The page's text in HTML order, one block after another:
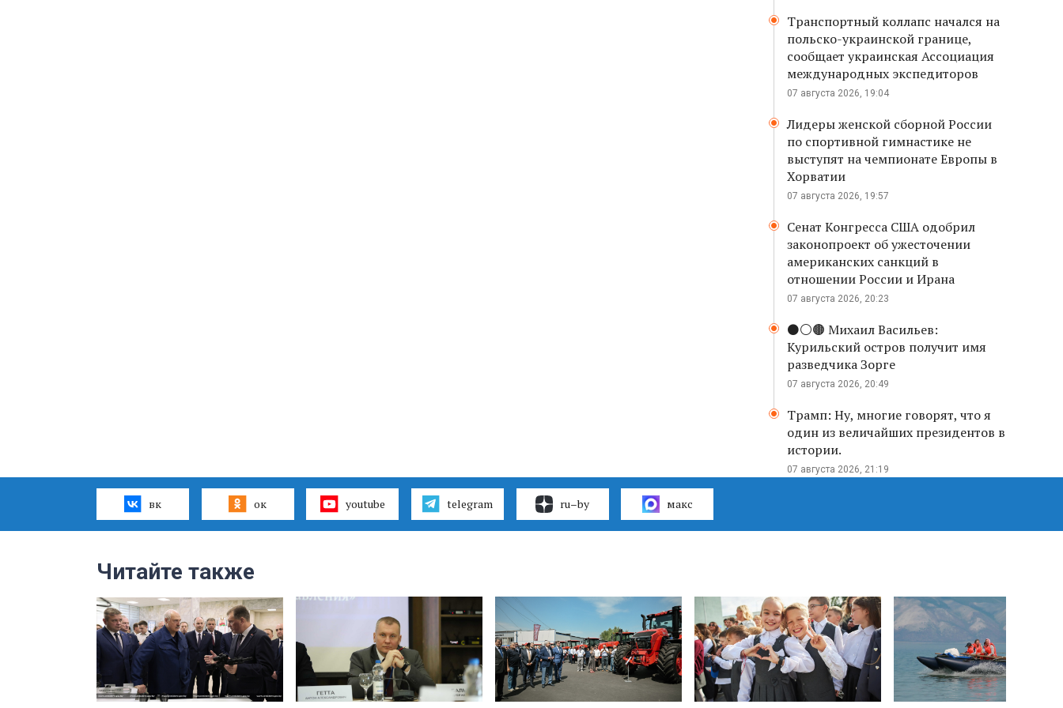
Транспортный коллапс начался на
польско-украинской границе,
сообщает украинская Ассоциация
международных экспедиторов
07 августа 2026, 19:04
Лидеры женской сборной России
по спортивной гимнастике не
выступят на чемпионате Европы в
Хорватии
07 августа 2026, 19:57
Сенат Конгресса США одобрил
законопроект об ужесточении
американских санкций в
отношении России и Ирана
07 августа 2026, 20:23
⚫️⚪️🟤 Михаил Васильев:
Курильский остров получит имя
разведчика Зорге
07 августа 2026, 20:49
Трамп: Ну, многие говорят, что я
один из величайших президентов в
истории.
07 августа 2026, 21:19
вк ок youtube telegram ru–by макс
Читайте также